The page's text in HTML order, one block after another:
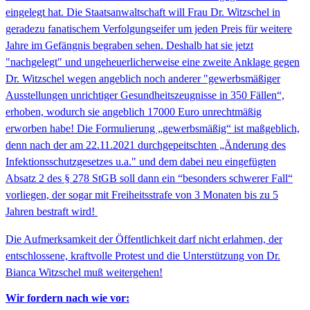
eingelegt hat. Die Staatsanwaltschaft will Frau Dr. Witzschel in
geradezu fanatischem Verfolgungseifer um jeden Preis für weitere
Jahre im Gefängnis begraben sehen. Deshalb hat sie jetzt
"nachgelegt" und ungeheuerlicherweise eine zweite Anklage gegen
Dr. Witzschel wegen angeblich noch anderer "gewerbsmäßiger
Ausstellungen unrichtiger Gesundheitszeugnisse in 350 Fällen“,
erhoben, wodurch sie angeblich 17000 Euro unrechtmäßig
erworben habe! Die Formulierung „gewerbsmäßig“ ist maßgeblich,
denn nach der am 22.11.2021 durchgepeitschten „Änderung des
Infektionsschutzgesetzes u.a." und dem dabei neu eingefügten
Absatz 2 des § 278 StGB soll dann ein “besonders schwerer Fall“
vorliegen, der sogar mit Freiheitsstrafe von 3 Monaten bis zu 5
Jahren bestraft wird!
Die Aufmerksamkeit der Öffentlichkeit darf nicht erlahmen, der
entschlossene, kraftvolle Protest und die Unterstützung von Dr.
Bianca Witzschel muß weitergehen!
Wir fordern nach wie vor: